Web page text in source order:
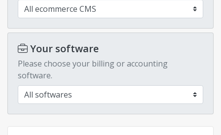
Your software
Please choose your billing or accounting
software.